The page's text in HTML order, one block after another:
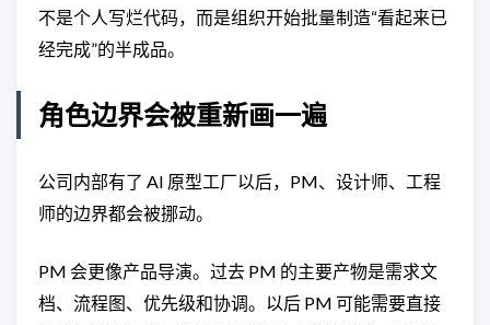
不是个人写烂代码，而是组织开始批量制造“看起来已
经完成”的半成品。
角色边界会被重新画一遍
公司内部有了 AI 原型工厂以后，PM、设计师、工程
师的边界都会被挪动。
PM 会更像产品导演。过去 PM 的主要产物是需求文
档、流程图、优先级和协调。以后 PM 可能需要直接